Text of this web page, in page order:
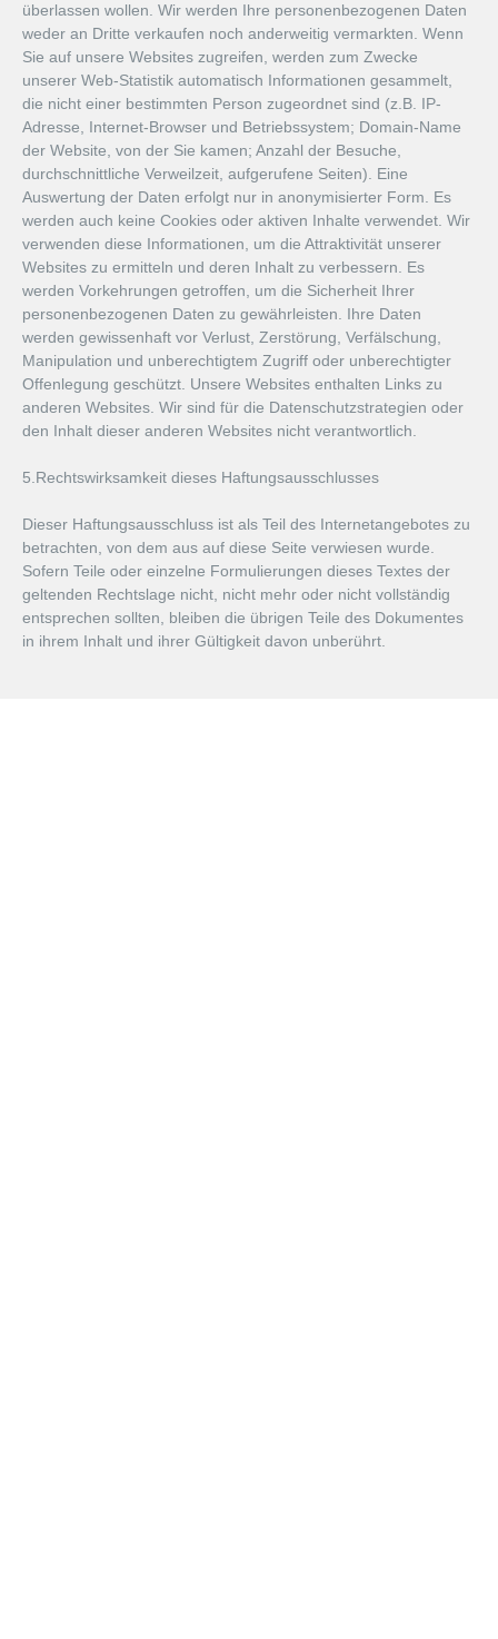
überlassen wollen. Wir werden Ihre personenbezogenen Daten
weder an Dritte verkaufen noch anderweitig vermarkten. Wenn
Sie auf unsere Websites zugreifen, werden zum Zwecke
unserer Web-Statistik automatisch Informationen gesammelt,
die nicht einer bestimmten Person zugeordnet sind (z.B. IP-
Adresse, Internet-Browser und Betriebssystem; Domain-Name
der Website, von der Sie kamen; Anzahl der Besuche,
durchschnittliche Verweilzeit, aufgerufene Seiten). Eine
Auswertung der Daten erfolgt nur in anonymisierter Form. Es
werden auch keine Cookies oder aktiven Inhalte verwendet. Wir
verwenden diese Informationen, um die Attraktivität unserer
Websites zu ermitteln und deren Inhalt zu verbessern. Es
werden Vorkehrungen getroffen, um die Sicherheit Ihrer
personenbezogenen Daten zu gewährleisten. Ihre Daten
werden gewissenhaft vor Verlust, Zerstörung, Verfälschung,
Manipulation und unberechtigtem Zugriff oder unberechtigter
Offenlegung geschützt. Unsere Websites enthalten Links zu
anderen Websites. Wir sind für die Datenschutzstrategien oder
den Inhalt dieser anderen Websites nicht verantwortlich.
5.Rechtswirksamkeit dieses Haftungsausschlusses
Dieser Haftungsausschluss ist als Teil des Internetangebotes zu
betrachten, von dem aus auf diese Seite verwiesen wurde.
Sofern Teile oder einzelne Formulierungen dieses Textes der
geltenden Rechtslage nicht, nicht mehr oder nicht vollständig
entsprechen sollten, bleiben die übrigen Teile des Dokumentes
in ihrem Inhalt und ihrer Gültigkeit davon unberührt.